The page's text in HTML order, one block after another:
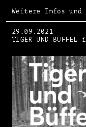
Weitere Infos und
29.09.2021
TIGER UND BÜFFEL